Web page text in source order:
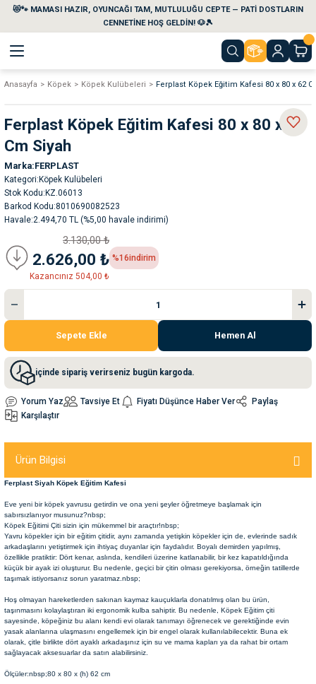
😻🐾 MAMASI HAZIR, OYUNCAĞI TAM, MUTLULUĞU CEPTE — PATİ DOSTLARIN
CENNETİNE HOŞ GELDİN! 🐶🎾
Geri Dön
Temizlik
Geri Dön
Temizlik Ürünleri
Su Kabları
Kemikleri
Seyahat Ürünleri
Geri Dön
Geri Dön
Geri Dön
Geri Dön
Anasayfa Köpek Köpek Kulübeleri Ferplast Köpek Eğitim Kafesi 80 x 80 x 62
Ferplast Köpek Eğitim Kafesi 80 x 80 x 62
Cm Siyah
Marka FERPLAST
Kategori Köpek Kulübeleri
Stok Kodu KZ.06013
Barkod Kodu 8010690082523
Havale 2.494,70 TL (%5,00 havale indirimi)
3.130,00 ₺
2.626,00 ₺
Kazancınız 504,00 ₺
%16indirim
Sepete Ekle Hemen Al
içinde sipariş verirseniz bugün kargoda.
Yorum Yaz Tavsiye Et Fiyatı Düşünce Haber Ver
Paylaş
Karşılaştır
Ürün Bilgisi
Ferplast Siyah Köpek Eğitim Kafesi
Eve yeni bir köpek yavrusu getirdin ve ona yeni şeyler öğretmeye başlamak için
sabırsızlanıyor musunuz?nbsp;
Köpek Eğitimi Çiti sizin için mükemmel bir araçtır!nbsp;
Yavru köpekler için bir eğitim çitidir, aynı zamanda yetişkin köpekler için de, evlerinde sadık
arkadaşlarını yetiştirmek için ihtiyaç duyanlar için faydalıdır. Boyalı demirden yapılmış,
özellikle pratiktir: Dört kenar, aslında, kendileri üzerine katlanabilir, bir kez kapatıldığında
küçük bir ayak izi oluşturur. Bu nedenle, geçici bir çitin olması gerekiyorsa, örneğin tatillerde
taşımak istiyorsanız sorun yaratmaz.nbsp;
Hoş olmayan hareketlerden sakınan kaymaz kauçuklarla donatılmış olan bu ürün,
taşınmasını kolaylaştıran iki ergonomik kulba sahiptir. Bu nedenle, Köpek Eğitim çiti
sayesinde, köpeğiniz bu alanı kendi evi olarak tanımayı öğrenecek ve gerektiğinde evin
yasak alanlarına ulaşmasını engellemek için bir engel olarak kullanılabilecektir. Buna ek
olarak, çitle birlikte dört ayaklı arkadaşınız için su ve mama kapları ya da rahat bir ortam
sağlayacak aksesuarlar da satın alabilirsiniz.
Ölçüler:nbsp;80 x 80 x (h) 62 cm